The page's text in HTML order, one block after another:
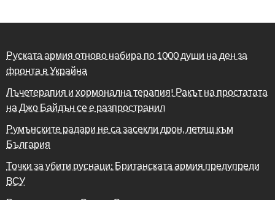
Руската армия отново набира по 1000 души на ден за
фронта в Украйна
Лъчетерапия и хормонална терапия! Ракът на простатата
на Джо Байдън се е разпространил
Румънските радари не са засекли дрон, летящ към
България
Точки за убити руснаци: Британската армия предупреди
ВСУ